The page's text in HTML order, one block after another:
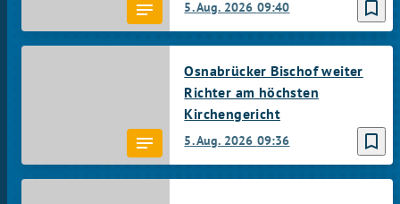
bookmark_border
5. Aug. 2026 09:40
bookmark_border
5. Aug. 2026 09:36
Osnabrücker Bischof weiter
Richter am höchsten
Kirchengericht